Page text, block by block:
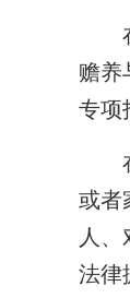
在
赡养
专项
在
或者
人
法律